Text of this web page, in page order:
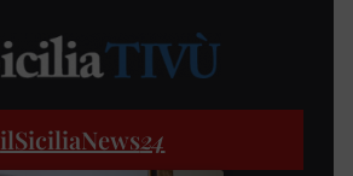
ilSiciliaNews24